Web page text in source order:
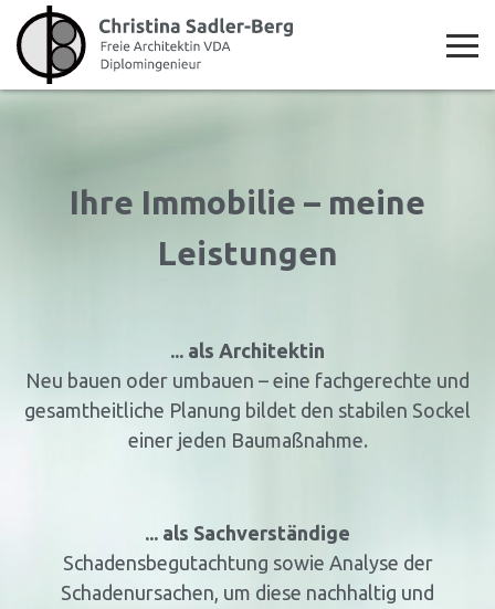
Ihre Immobilie – meine
Leistungen
... als Architektin
Neu bauen oder umbauen – eine fachgerechte und
gesamtheitliche Planung bildet den stabilen Sockel
einer jeden Baumaßnahme.
... als Sachverständige
Schadensbegutachtung sowie Analyse der
Schadenursachen, um diese nachhaltig und